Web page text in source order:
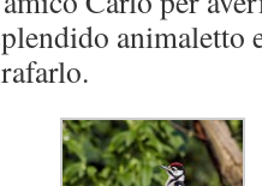
animaletto